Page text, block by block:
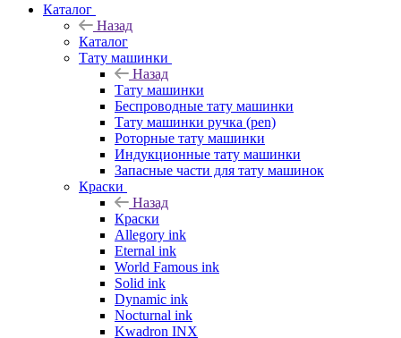
Каталог
Назад
Каталог
Тату машинки
Назад
Тату машинки
Беспроводные тату машинки
Тату машинки ручка (pen)
Роторные тату машинки
Индукционные тату машинки
Запасные части для тату машинок
Краски
Назад
Краски
Allegory ink
Eternal ink
World Famous ink
Solid ink
Dynamic ink
Nocturnal ink
Kwadron INX